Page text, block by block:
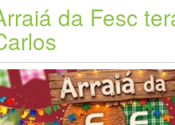
da Fesc